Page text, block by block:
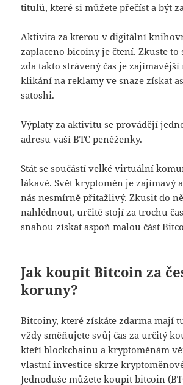
titulů, které si můžete přečíst a být
Aktivita za kterou v digitální
zaplaceno bicoiny je čtení. Zkuste to
zda takto strávený čas je
klikání na reklamy ve snaze získat
satoshi.
Výplaty za aktivitu se provádějí
adresu vaší BTC peněženky.
Stát se součástí velké virtuální
lákavé. Svět kryptoměn je zajímavý
nás nesmírně přitažlivý. Zkusit do
nahlédnout, určitě stojí za trochu
snahou získat aspoň malou část
Jak koupit Bitcoin za
koruny?
Bitcoiny, které získáte zdarma mají
vždy směňujete svůj čas za určitý
kteří blockchainu a kryptoměnám
vlastní investice skrze
Jednoduše můžete koupit bitcoin